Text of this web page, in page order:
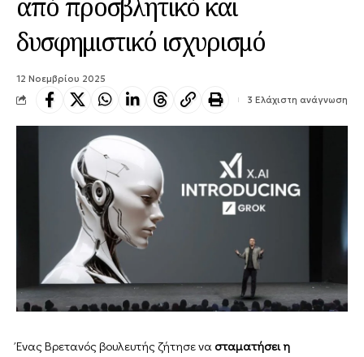
δυσφημιστικό ισχυρισμό
12 Νοεμβρίου 2025
3 Ελάχιστη ανάγνωση
Ένας Βρετανός βουλευτής ζήτησε να σταματήσει η